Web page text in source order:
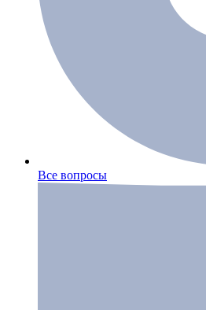
Все вопросы